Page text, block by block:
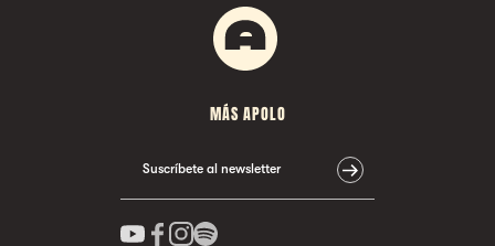
MÁS APOLO
Suscríbete al newsletter